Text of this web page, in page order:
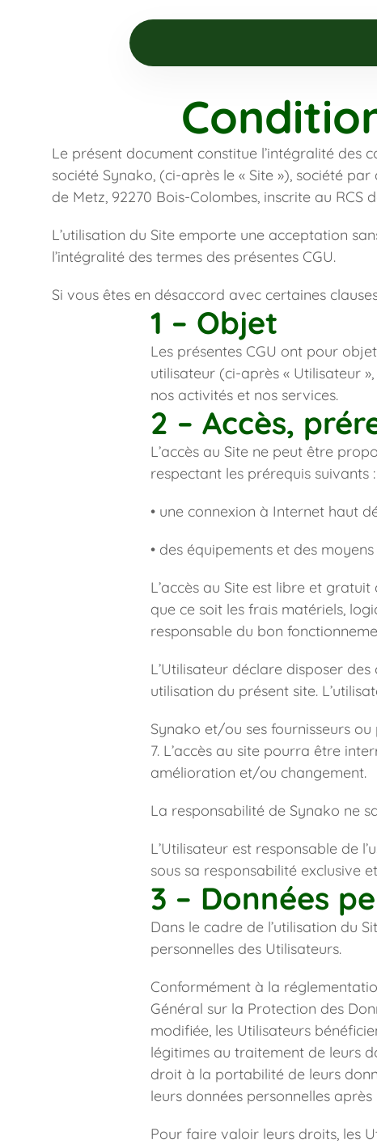
Le présent document constitue l’intégralité des
société Synako, (ci-après le « Site »), société
de Metz, 92270 Bois-Colombes, inscrite au RCS
L’utilisation du Site emporte une acceptation
l’intégralité des termes des présentes CGU.
Si vous êtes en désaccord avec certaines
1 – Objet
Les présentes CGU ont pour
utilisateur (ci-après « Utilisateur
nos activités et nos services.
2 – Accès,
L’accès au Site ne peut être
respectant les prérequis suivants :
• une connexion à Internet haut
• des équipements et des
L’accès au Site est libre et
que ce soit les frais matériels,
responsable du bon
L’Utilisateur déclare disposer
utilisation du présent site.
Synako et/ou ses fournisseurs
7. L’accès au site pourra être
amélioration et/ou changement.
La responsabilité de Synako ne
L’Utilisateur est responsable de
sous sa responsabilité exclusive
3 – Données
Dans le cadre de l’utilisation du
personnelles des Utilisateurs.
Conformément à la
Général sur la Protection des
modifiée, les Utilisateurs
légitimes au traitement de leurs
droit à la portabilité de leurs
leurs données personnelles après
Pour faire valoir leurs droits, les